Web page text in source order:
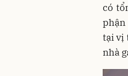
có
phận
tại vị
nhà